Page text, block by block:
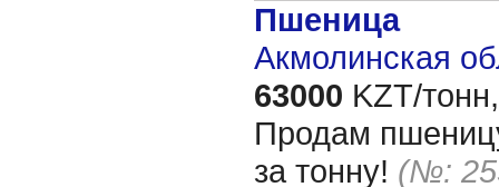
Пшеница
Акмолинская
63000 KZT/тонн,
Продам
за тонну! (№: